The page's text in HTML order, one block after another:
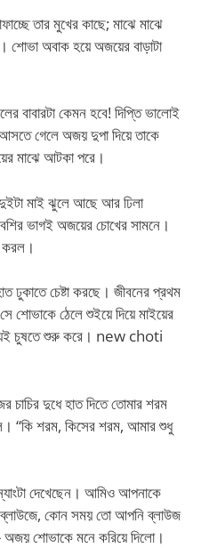
তার মুখের কাছে; মাঝে মাঝে
শোভা অবাক হয়ে অজয়ের বাড়াটা
বাবারটা কেমন হবে! দিপ্তি ভালোই
গেলে অজয় দুপা দিয়ে তাকে
মাঝে আটকা পরে।
দুইটা মাই ঝুলে আছে আর ঢিলা
ভাগই অজয়ের চোখের সামনে।
করল।
ঢুকাতে চেষ্টা করছে। জীবনের প্রথম
শোভাকে ঠেলে শুইয়ে দিয়ে মাইয়ের
চুষতে শুরু করে। new choti
চাচির দুধে হাত দিতে তোমার শরম
“কি শরম, কিসের শরম, আমার শুধু
দেখেছেন। আমিও আপনাকে
ব্লাউজে, কোন সময় তো আপনি ব্লাউজ
শোভাকে মনে করিয়ে দিলো।